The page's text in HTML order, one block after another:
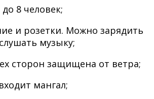
8 человек;
и розетки. Можно зарядить
музыку;
сторон защищена от ветра;
мангал;